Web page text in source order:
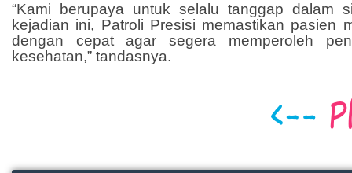
“Kami berupaya untuk selalu tanggap dalam
kejadian ini, Patroli Presisi memastikan pasien
dengan cepat agar segera memperoleh
kesehatan,” tandasnya.